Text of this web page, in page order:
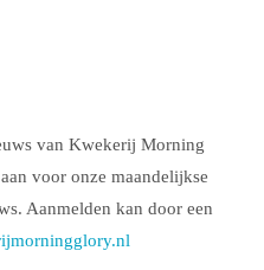
van Kwekerij Morning
voor onze maandelijkse
Aanmelden kan door een